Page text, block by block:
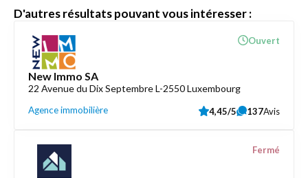
D'autres résultats pouvant vous intéresser :
New Immo SA
22 Avenue du Dix Septembre L-2550 Luxembourg
Agence immobilière
Ouvert
4,45/5 137Avis
Fermé